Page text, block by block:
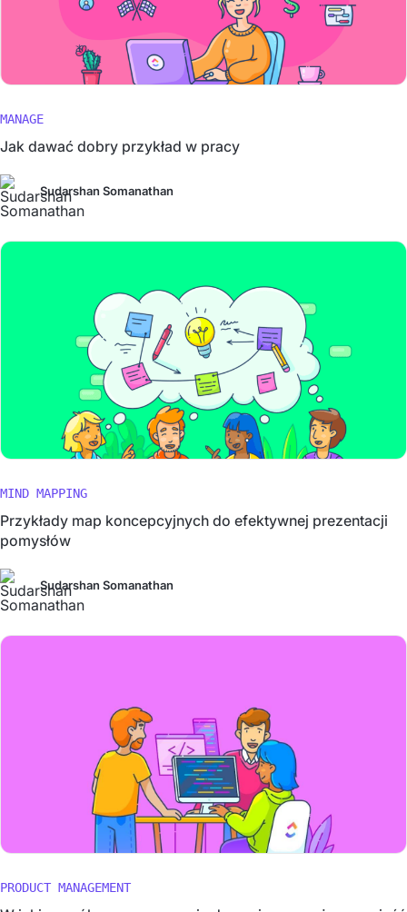
MANAGE
Jak dawać dobry przykład w pracy
Sudarshan Somanathan
MIND MAPPING
Przykłady map koncepcyjnych do efektywnej prezentacji
pomysłów
Sudarshan Somanathan
PRODUCT MANAGEMENT